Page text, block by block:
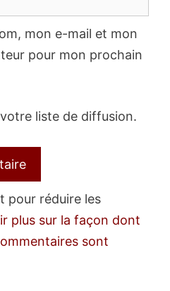
mon e-mail et mon
pour mon prochain
liste de diffusion.
pour réduire les
plus sur la façon dont
sont